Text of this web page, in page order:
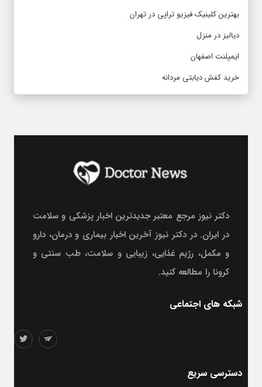
بهترین کلینیک فیزیو تراپی در تهران
دیالیز در منزل
ایمپلنت اصفهان
خرید کفش دیابتی مردانه
دکتر نیوز مرجع معتبر جدیدترین اخبار پزشکی و سلامت
در ایران. در دکتر نیوز آخرین اخبار بیماری و درمان، دارو
و مکمل، رژیم غذایی، زیبایی و سلامت، طب سنتی و
کرونا را مطالعه کنید.
شبکه های اجتماعی
دسترسی سریع